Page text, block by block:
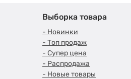
Выборка товара
- Новинки
- Топ продаж
- Супер цена
- Распродажа
- Новые товары